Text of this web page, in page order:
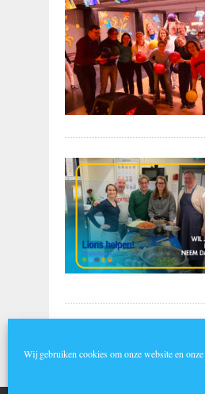
Wij gebruiken cookies om onze website en